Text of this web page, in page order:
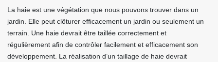
La haie est une végétation que nous pouvons trouver dans un
jardin. Elle peut clôturer efficacement un jardin ou seulement un
terrain. Une haie devrait être taillée correctement et
régulièrement afin de contrôler facilement et efficacement son
développement. La réalisation d’un taillage de haie devrait